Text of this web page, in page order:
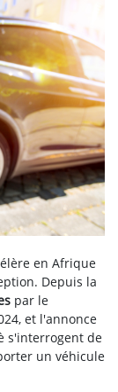
en Afrique
Depuis la
par le
et l'annonce
s'interrogent de
un véhicule